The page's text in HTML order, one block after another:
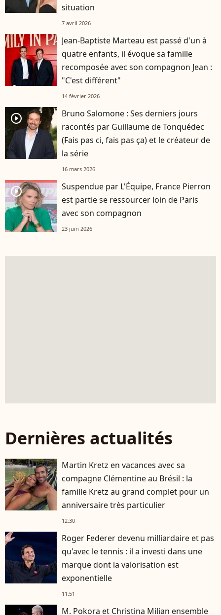
situation
7 avril 2026
Jean-Baptiste Marteau est passé d'un à
quatre enfants, il évoque sa famille
recomposée avec son compagnon Jean :
"C'est différent"
14 février 2026
player2
Bruno Salomone : Ses derniers jours
racontés par Guillaume de Tonquédec
(Fais pas ci, fais pas ça) et le créateur de
la série
16 mars 2026
player2
Suspendue par L'Équipe, France Pierron
est partie se ressourcer loin de Paris
avec son compagnon
23 juin 2026
Dernières actualités
Martin Kretz en vacances avec sa
compagne Clémentine au Brésil : la
famille Kretz au grand complet pour un
anniversaire très particulier
12:30
Roger Federer devenu milliardaire et pas
qu'avec le tennis : il a investi dans une
marque dont la valorisation est
exponentielle
11:51
M. Pokora et Christina Milian ensemble